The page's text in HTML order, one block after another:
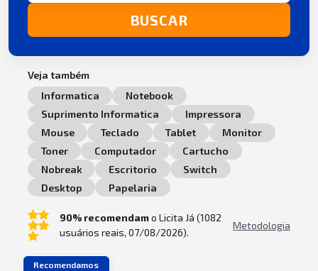
BUSCAR
Veja também
Informatica
Notebook
Suprimento Informatica
Impressora
Mouse
Teclado Tablet
Monitor
Toner
Computador
Cartucho
Nobreak
Escritorio
Switch
Desktop
Papelaria
90% recomendamo Licita Já (1082
usuários reais, 07/08/2026).
Metodologia
Recomendamos